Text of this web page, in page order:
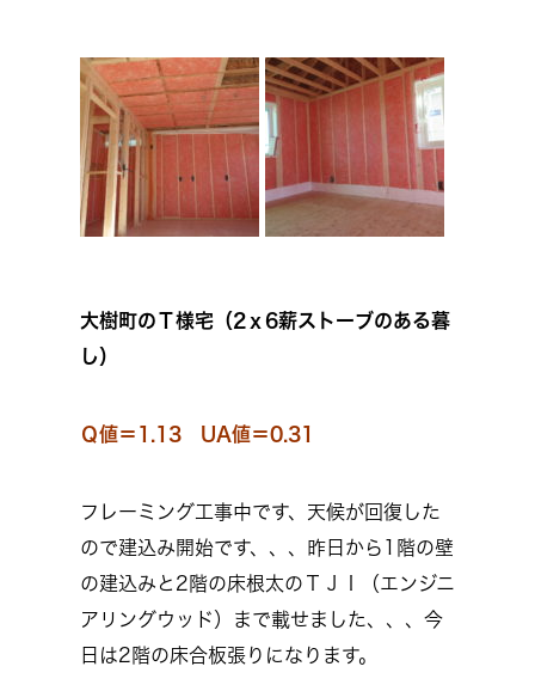
大樹町のＴ様宅（2ｘ6薪ストーブのある暮
し）
Ｑ値＝1.13 UA値＝0.31
フレーミング工事中です、天候が回復した
ので建込み開始です、、、昨日から1階の壁
の建込みと2階の床根太のＴＪＩ（エンジニ
アリングウッド）まで載せました、、、今
日は2階の床合板張りになります。